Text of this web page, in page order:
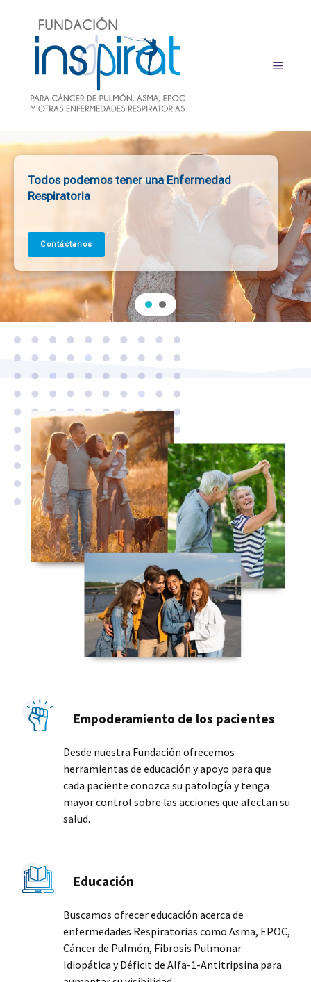
contenido
MENÚ
Todos podemos tener una Enfermedad
Respiratoria
Contáctanos
Empoderamiento de los pacientes
Desde nuestra Fundación ofrecemos
herramientas de educación y apoyo para que
cada paciente conozca su patología y tenga
mayor control sobre las acciones que afectan su
salud.
Educación
Buscamos ofrecer educación acerca de
enfermedades Respiratorias como Asma, EPOC,
Cáncer de Pulmón, Fibrosis Pulmonar
Idiopática y Déficit de Alfa-1-Antitripsina para